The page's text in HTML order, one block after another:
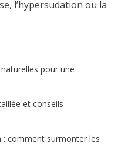
l’hypersudation ou la
pour une
et conseils
comment surmonter les